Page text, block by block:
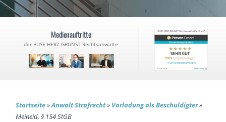
Medienauftritte
der BUSE HERZ GRUNST Rechtsanwälte
Startseite»Anwalt Strafrecht» Vorladung als Beschuldigter»
Meineid, § 154 StGB